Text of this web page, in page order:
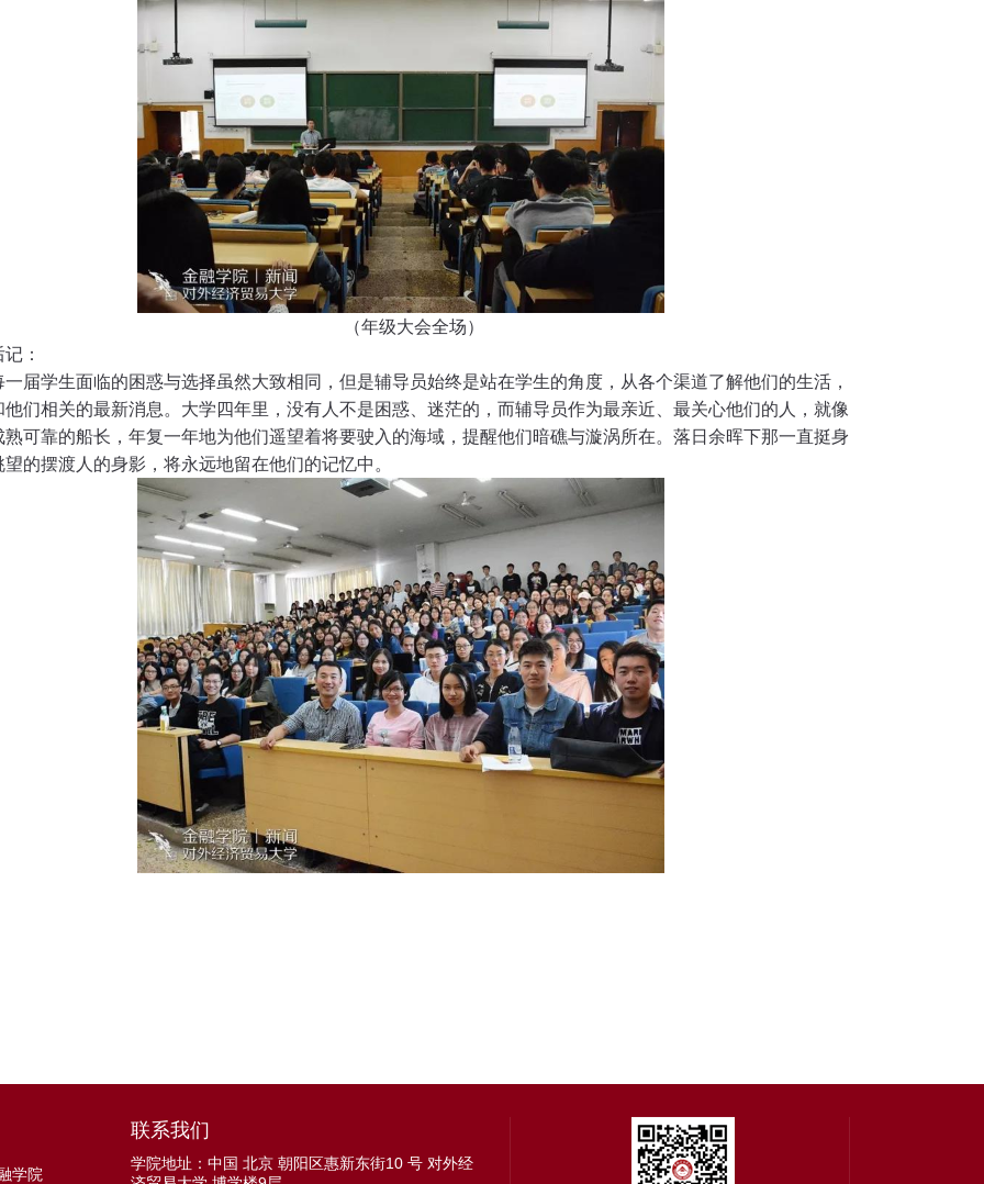
（年级大会全场）
：
一届学生面临的困惑与选择虽然大致相同，但是辅导员始终是站在学生的角度，从各个渠道了解他们的生活，
他们相关的最新消息。大学四年里，没有人不是困惑、迷茫的，而辅导员作为最亲近、最关心他们的人，就像
熟可靠的船长，年复一年地为他们遥望着将要驶入的海域，提醒他们暗礁与漩涡所在。落日余晖下那一直挺身
的摆渡人的身影，将永远地留在他们的记忆中。
学院
联系我们
学院地址：中国 北京 朝阳区惠新东街10 号 对外经